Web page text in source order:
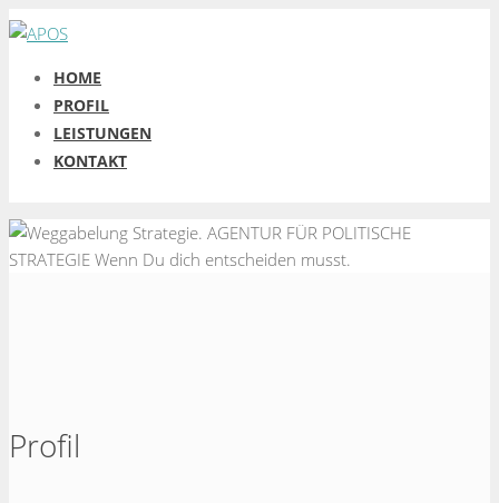
HOME
PROFIL
LEISTUNGEN
KONTAKT
Strategie. AGENTUR FÜR POLITISCHE
STRATEGIE Wenn Du dich entscheiden musst.
Profil